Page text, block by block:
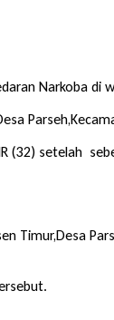
Narkoba di
(32) setelah
Timur,Desa